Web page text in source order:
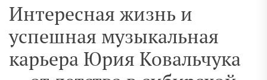
Интересная жизнь и
успешная музыкальная
карьера Юрия Ковальчука